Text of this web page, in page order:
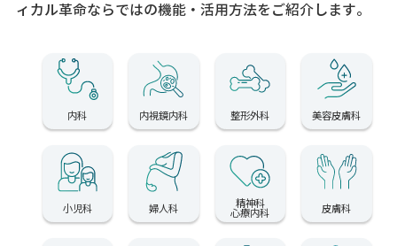
ィカル革命ならではの機能・活用方法をご紹介します。
内科 内視鏡内科 整形外科 美容皮膚科
小児科 婦人科 精神科
心療内科 皮膚科